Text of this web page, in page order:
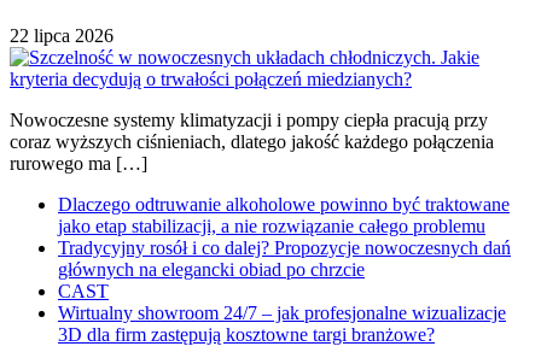
22 lipca 2026
Nowoczesne systemy klimatyzacji i pompy ciepła pracują przy
coraz wyższych ciśnieniach, dlatego jakość każdego połączenia
rurowego ma […]
Dlaczego odtruwanie alkoholowe powinno być traktowane
jako etap stabilizacji, a nie rozwiązanie całego problemu
Tradycyjny rosół i co dalej? Propozycje nowoczesnych dań
głównych na elegancki obiad po chrzcie
CAST
Wirtualny showroom 24/7 – jak profesjonalne wizualizacje
3D dla firm zastępują kosztowne targi branżowe?